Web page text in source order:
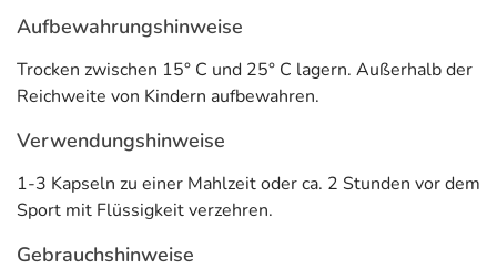
Aufbewahrungshinweise
Trocken zwischen 15° C und 25° C lagern. Außerhalb der
Reichweite von Kindern aufbewahren.
Verwendungshinweise
1-3 Kapseln zu einer Mahlzeit oder ca. 2 Stunden vor dem
Sport mit Flüssigkeit verzehren.
Gebrauchshinweise